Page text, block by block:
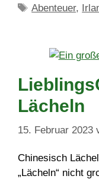
Schlagwörter
Abenteuer,
Lächeln
15. Februar 2023
Chinesisch
„Lächeln“ nicht